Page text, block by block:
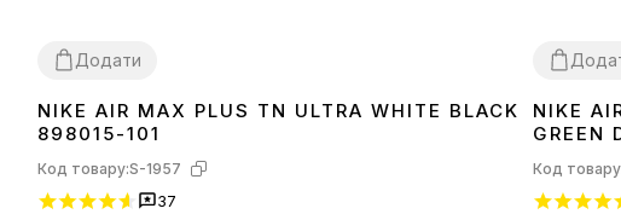
Додати
3637 38 39 404142 434445 46
NIKE AIR MAX PLUS TN ULTRA WHITE BLACK
898015-101
Код товару:S-1957
37
4041 42
NIKE
GREEN
Код